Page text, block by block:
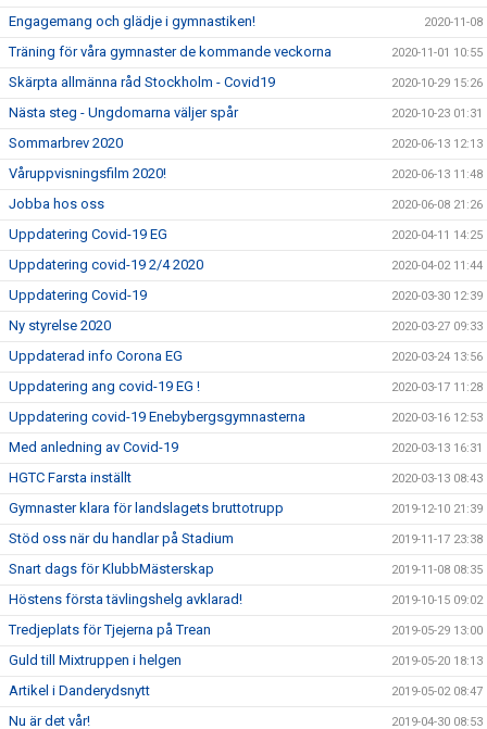
Engagemang och glädje i gymnastiken! 2020-11-08
Träning för våra gymnaster de kommande veckorna 2020-11-01 10:55
Skärpta allmänna råd Stockholm - Covid19 2020-10-29 15:26
Nästa steg - Ungdomarna väljer spår 2020-10-23 01:31
Sommarbrev 2020 2020-06-13 12:13
Våruppvisningsfilm 2020! 2020-06-13 11:48
Jobba hos oss 2020-06-08 21:26
Uppdatering Covid-19 EG 2020-04-11 14:25
Uppdatering covid-19 2/4 2020 2020-04-02 11:44
Uppdatering Covid-19 2020-03-30 12:39
Ny styrelse 2020 2020-03-27 09:33
Uppdaterad info Corona EG 2020-03-24 13:56
Uppdatering ang covid-19 EG ! 2020-03-17 11:28
Uppdatering covid-19 Enebybergsgymnasterna 2020-03-16 12:53
Med anledning av Covid-19 2020-03-13 16:31
HGTC Farsta inställt 2020-03-13 08:43
Gymnaster klara för landslagets bruttotrupp 2019-12-10 21:39
Stöd oss när du handlar på Stadium 2019-11-17 23:38
Snart dags för KlubbMästerskap 2019-11-08 08:35
Höstens första tävlingshelg avklarad! 2019-10-15 09:02
Tredjeplats för Tjejerna på Trean 2019-05-29 13:00
Guld till Mixtruppen i helgen 2019-05-20 18:13
Artikel i Danderydsnytt 2019-05-02 08:47
Nu är det vår! 2019-04-30 08:53